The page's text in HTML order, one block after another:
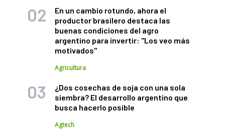
En un cambio rotundo, ahora el
productor brasilero destaca las
buenas condiciones del agro
argentino para invertir: "Los veo más
motivados"
Agricultura
¿Dos cosechas de soja con una sola
siembra? El desarrollo argentino que
busca hacerlo posible
Agtech